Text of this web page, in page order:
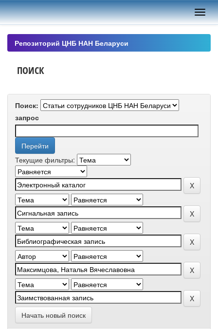
Skip
navigation
Репозиторий ЦНБ НАН Беларуси
ПОИСК
Поиск:
запрос
Текущие фильтры:
Начать новый поиск